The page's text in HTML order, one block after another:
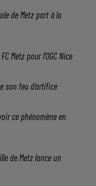
de Metz part à la
Metz pour l'OGC Nice
son feu d’artifice
ce phénomène en
de Metz lance un